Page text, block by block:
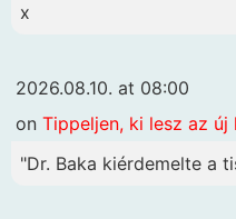
x
2026.08.10. at 08:00
on Tippeljen, ki lesz az
"Dr. Baka kiérdemelte a